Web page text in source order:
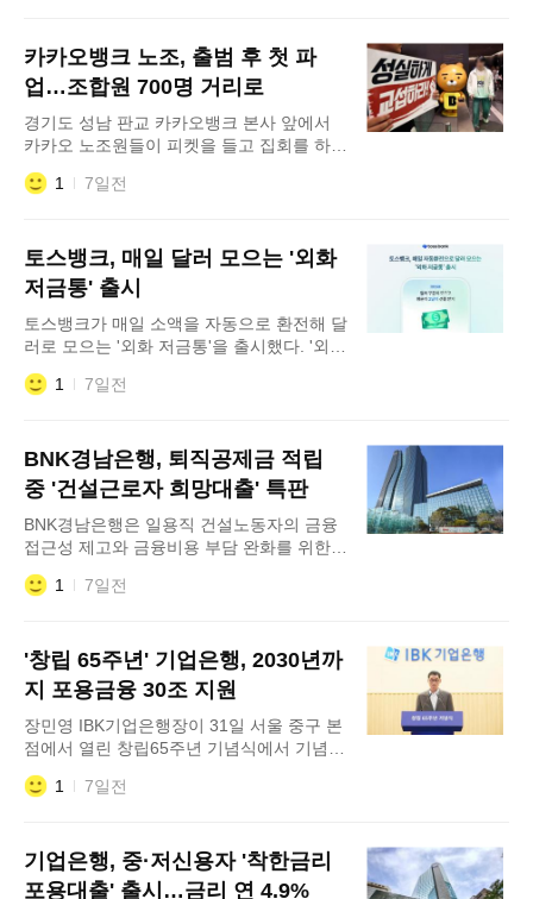
제재는 문책 경고가 유지됐다. 31일 금융권
에 따르면 금융위는 이날 정례회의를 열고
롯데카드에 대한 이같이 최종 제재 수위를
확정했다. 검사
카카오뱅크 노조, 출범 후 첫 파
업…조합원 700명 거리로
경기도 성남 판교 카카오뱅크 본사 앞에서
카카오 노조원들이 피켓을 들고 집회를 하고
있다. 카카오뱅크 노동조합이 성과급 지급과
임금 인상 등을 둘러싼 사측과의 교섭이 결
법인 조합원 약 1000명 가운데 700명 이상
이 쟁의행위에 참여했다. 이번 파업은 조합
원들이 연차휴가를 사용해 업무에서 이탈하
는 방식으로 진행된다.&n
1 7일전
토스뱅크, 매일 달러 모으는 '외화
저금통' 출시
토스뱅크가 매일 소액을 자동으로 환전해 달
러로 모으는 '외화 저금통'을 출시했다. '외화
저금통'은 복잡한 환전 절차 없이도 하루 1만
원부터 달러를 모을 수 있는 습관형 외화보
환전되어 계좌에 쌓인다. 현재는 달러 환전
을 지원하며, 향후 순차적으로 달러 이외 통
화로 서비스를 확대해 나갈 예정이다. 자동
이체는
1 7일전
BNK경남은행, 퇴직공제금 적립
중 '건설근로자 희망대출' 특판
BNK경남은행은 일용직 건설노동자의 금융
접근성 제고와 금융비용 부담 완화를 위한
'건설근로자 희망대출(경남새희망홀씨II)' 특
별 판매에 나선다고 31일 밝혔다. '건설근로
한국건설산업노동조합연맹이 체결한 '건설
노동자 포용금융을 위한 업무협약'에 따라
마련됐다. 총 100억원 한도로 지원한다.
1 7일전
'창립 65주년' 기업은행, 2030년까
지 포용금융 30조 지원
장민영 IBK기업은행장이 31일 서울 중구 본
점에서 열린 창립65주년 기념식에서 기념사
를 발표하고 있다. IBK기업은행이 2030년까
지 금융소외계층과 취약차주를 지원하고 중
생산적 금융을 양대 축으로 삼아 국책은행의
역할을 강화하겠다는 구상이다. 장민영 기업
1 7일전
기업은행, 중·저신용자 '착한금리
포용대출' 출시…금리 연 4.9%